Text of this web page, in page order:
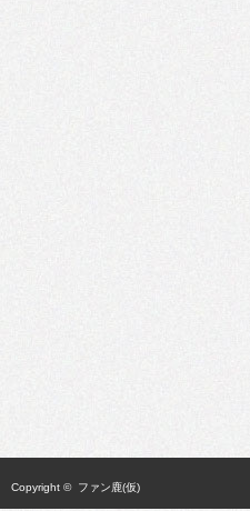
Copyright © ファン鹿(仮)